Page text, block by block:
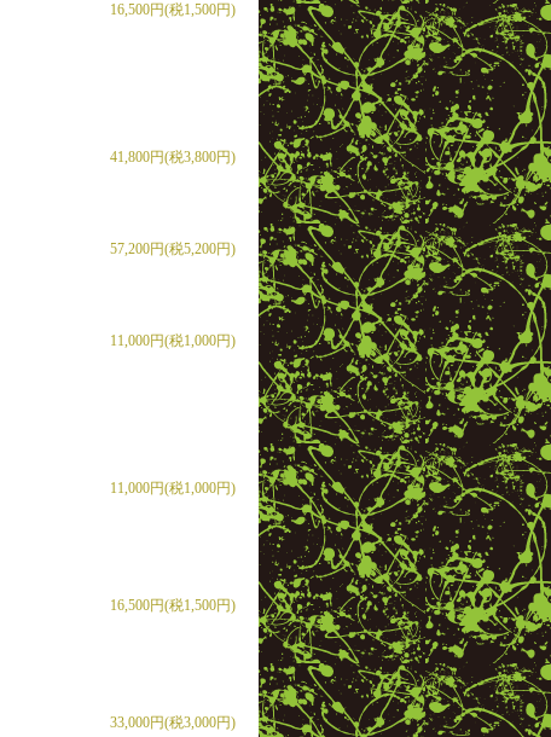
16,500円(税1,500円)
41,800円(税3,800円)
57,200円(税5,200円)
11,000円(税1,000円)
11,000円(税1,000円)
16,500円(税1,500円)
33,000円(税3,000円)